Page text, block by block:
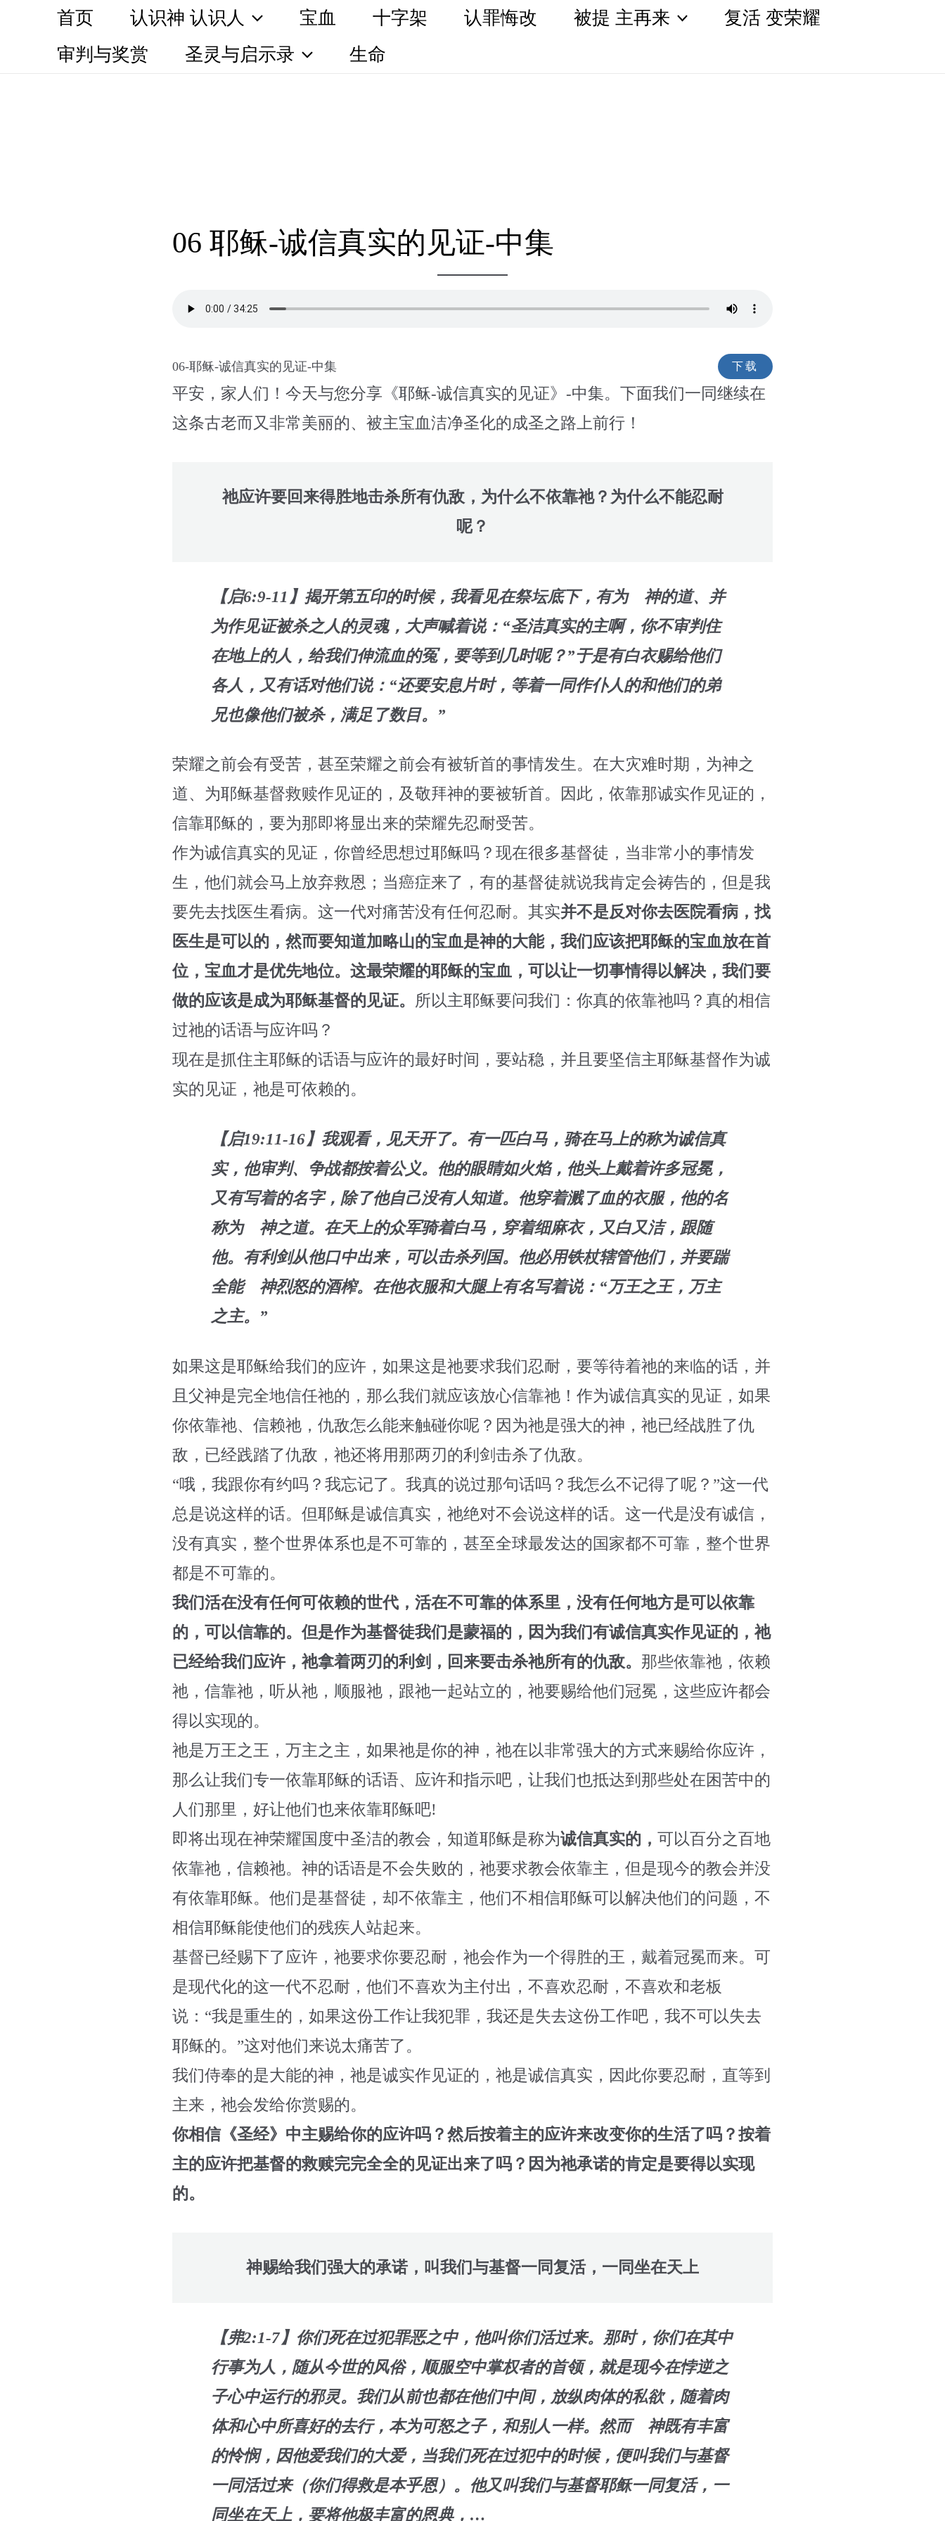
首页 认识神 认识人 宝血 十字架 认罪悔改 被提 主再来
复活 变荣耀
审判与奖赏
圣灵与启示录 生命
06 耶稣-诚信真实的见证-中集
06-耶稣-诚信真实的见证-中集 下载
平安，家人们！今天与您分享《耶稣-诚信真实的见证》-中集。下面我们一同继续在
这条古老而又非常美丽的、被主宝血洁净圣化的成圣之路上前行！
祂应许要回来得胜地击杀所有仇敌，为什么不依靠祂？为什么不能忍耐
呢？
【启6:9-11】揭开第五印的时候，我看见在祭坛底下，有为 神的道、并
为作见证被杀之人的灵魂，大声喊着说：“圣洁真实的主啊，你不审判住
在地上的人，给我们伸流血的冤，要等到几时呢？”于是有白衣赐给他们
各人，又有话对他们说：“还要安息片时，等着一同作仆人的和他们的弟
兄也像他们被杀，满足了数目。”
荣耀之前会有受苦，甚至荣耀之前会有被斩首的事情发生。在大灾难时期，为神之
道、为耶稣基督救赎作见证的，及敬拜神的要被斩首。因此，依靠那诚实作见证的，
信靠耶稣的，要为那即将显出来的荣耀先忍耐受苦。
作为诚信真实的见证，你曾经思想过耶稣吗？现在很多基督徒，当非常小的事情发
生，他们就会马上放弃救恩；当癌症来了，有的基督徒就说我肯定会祷告的，但是我
要先去找医生看病。这一代对痛苦没有任何忍耐。其实并不是反对你去医院看病，找
医生是可以的，然而要知道加略山的宝血是神的大能，我们应该把耶稣的宝血放在首
位，宝血才是优先地位。这最荣耀的耶稣的宝血，可以让一切事情得以解决，我们要
做的应该是成为耶稣基督的见证。 所以主耶稣要问我们：你真的依靠祂吗？真的相信
过祂的话语与应许吗？
现在是抓住主耶稣的话语与应许的最好时间，要站稳，并且要坚信主耶稣基督作为诚
实的见证，祂是可依赖的。
【启19:11-16】我观看，见天开了。有一匹白马，骑在马上的称为诚信真
实，他审判、争战都按着公义。他的眼睛如火焰，他头上戴着许多冠冕，
又有写着的名字，除了他自己没有人知道。他穿着溅了血的衣服，他的名
称为 神之道。在天上的众军骑着白马，穿着细麻衣，又白又洁，跟随
他。有利剑从他口中出来，可以击杀列国。他必用铁杖辖管他们，并要踹
全能 神烈怒的酒榨。在他衣服和大腿上有名写着说：“万王之王，万主
之主。”
如果这是耶稣给我们的应许，如果这是祂要求我们忍耐，要等待着祂的来临的话，并
且父神是完全地信任祂的，那么我们就应该放心信靠祂！作为诚信真实的见证，如果
你依靠祂、信赖祂，仇敌怎么能来触碰你呢？因为祂是强大的神，祂已经战胜了仇
敌，已经践踏了仇敌，祂还将用那两刃的利剑击杀了仇敌。
“哦，我跟你有约吗？我忘记了。我真的说过那句话吗？我怎么不记得了呢？”这一代
总是说这样的话。但耶稣是诚信真实，祂绝对不会说这样的话。这一代是没有诚信，
没有真实，整个世界体系也是不可靠的，甚至全球最发达的国家都不可靠，整个世界
都是不可靠的。
我们活在没有任何可依赖的世代，活在不可靠的体系里，没有任何地方是可以依靠
的，可以信靠的。但是作为基督徒我们是蒙福的，因为我们有诚信真实作见证的，祂
已经给我们应许，祂拿着两刃的利剑，回来要击杀祂所有的仇敌。 那些依靠祂，依赖
祂，信靠祂，听从祂，顺服祂，跟祂一起站立的，祂要赐给他们冠冕，这些应许都会
得以实现的。
祂是万王之王，万主之主，如果祂是你的神，祂在以非常强大的方式来赐给你应许，
那么让我们专一依靠耶稣的话语、应许和指示吧，让我们也抵达到那些处在困苦中的
人们那里，好让他们也来依靠耶稣吧!
即将出现在神荣耀国度中圣洁的教会，知道耶稣是称为诚信真实的，可以百分之百地
依靠祂，信赖祂。神的话语是不会失败的，祂要求教会依靠主，但是现今的教会并没
有依靠耶稣。他们是基督徒，却不依靠主，他们不相信耶稣可以解决他们的问题，不
相信耶稣能使他们的残疾人站起来。
基督已经赐下了应许，祂要求你要忍耐，祂会作为一个得胜的王，戴着冠冕而来。可
是现代化的这一代不忍耐，他们不喜欢为主付出，不喜欢忍耐，不喜欢和老板
说：“我是重生的，如果这份工作让我犯罪，我还是失去这份工作吧，我不可以失去
耶稣的。”这对他们来说太痛苦了。
我们侍奉的是大能的神，祂是诚实作见证的，祂是诚信真实，因此你要忍耐，直等到
主来，祂会发给你赏赐的。
你相信《圣经》中主赐给你的应许吗？然后按着主的应许来改变你的生活了吗？按着
主的应许把基督的救赎完完全全的见证出来了吗？因为祂承诺的肯定是要得以实现
的。
神赐给我们强大的承诺，叫我们与基督一同复活，一同坐在天上
【弗2:1-7】你们死在过犯罪恶之中，他叫你们活过来。那时，你们在其中
行事为人，随从今世的风俗，顺服空中掌权者的首领，就是现今在悖逆之
子心中运行的邪灵。我们从前也都在他们中间，放纵肉体的私欲，随着肉
体和心中所喜好的去行，本为可怒之子，和别人一样。然而 神既有丰富
的怜悯，因他爱我们的大爱，当我们死在过犯中的时候，便叫我们与基督
一同活过来（你们得救是本乎恩）。他又叫我们与基督耶稣一同复活，一
同坐在天上，要将他极丰富的恩典，…